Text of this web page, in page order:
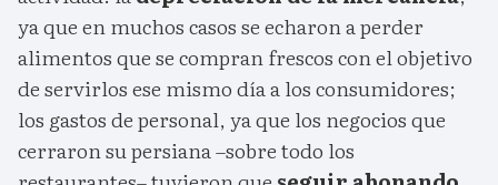
ya que en muchos casos se echaron a perder
alimentos que se compran frescos con el objetivo
de servirlos ese mismo día a los consumidores;
los gastos de personal, ya que los negocios que
cerraron su persiana –sobre todo los